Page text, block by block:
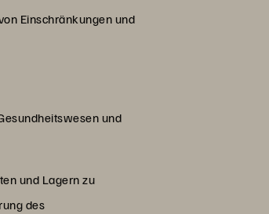
Einschränkungen und
und
und Lagern zu
des